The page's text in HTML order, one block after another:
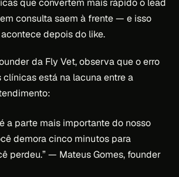
consulta saem à frente — e isso
depois do like.
da Fly Vet, observa que o erro
clínicas está na lacuna entre a
a parte mais importante do nosso
demora cinco minutos para
perdeu.”— Mateus Gomes, founder